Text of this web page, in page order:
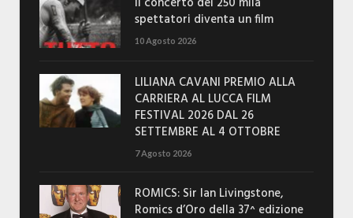
spettatori diventa un film
10 Agosto 2026
LILIANA CAVANI PREMIO ALLA
CARRIERA AL LUCCA FILM
FESTIVAL 2026 DAL 26
SETTEMBRE AL 4 OTTOBRE
7 Agosto 2026
ROMICS: Sir Ian Livingstone,
Romics d’Oro della 37^ edizione